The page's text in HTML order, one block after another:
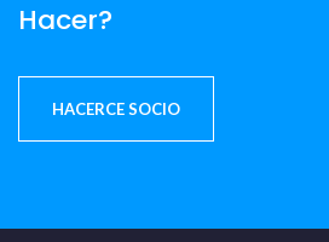
Hacer?
HACERCE SOCIO